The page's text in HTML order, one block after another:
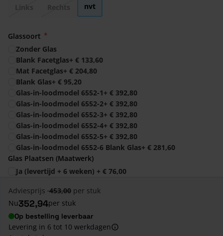
nvt
Glassoort
Zonder Glas
Blank Facetglas+ € 133,60
Mat Facetglas+ € 204,80
Blank Glas+ € 95,20
Glas-in-loodmodel 6552-1+ € 392,80
Glas-in-loodmodel 6552-2+ € 392,80
Glas-in-loodmodel 6552-3+ € 392,80
Glas-in-loodmodel 6552-4+ € 392,80
Glas-in-loodmodel 6552-5+ € 392,80
Glas-in-loodmodel 6552-6 Blank Glas+ € 281,60
Glas Plaatsen (Maatwerk)
Ja (levertijd + 6 weken) + € 76,00
Adviesprijs 453,00 per stuk
Nu352,94per stuk
Op bestelling leverbaar
Levering in 6 tot 10 werkdagen